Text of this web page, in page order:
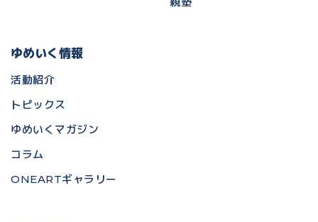
ゆめいく情報
活動紹介
トピックス
ゆめいくマガジン
コラム
ONEARTギャラリー